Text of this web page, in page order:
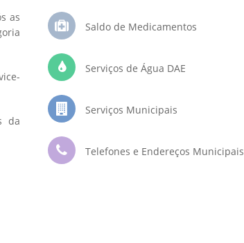
as
da
Saldo de Medicamentos
Serviços de Água DAE
Serviços Municipais
Telefones e Endereços Municipais